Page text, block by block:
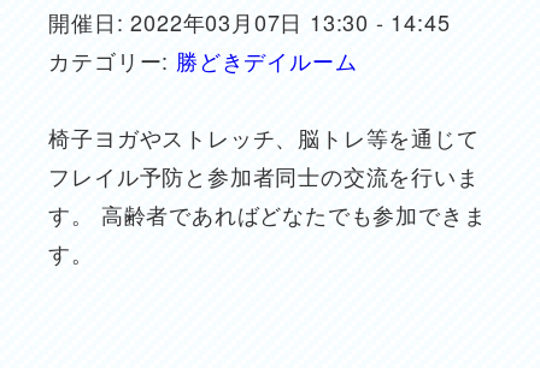
開催日: 2022年03月07日 13:30 - 14:45
カテゴリー: 勝どきデイルーム
椅子ヨガやストレッチ、脳トレ等を通じて
フレイル予防と参加者同士の交流を行いま
す。 高齢者であればどなたでも参加できま
す。